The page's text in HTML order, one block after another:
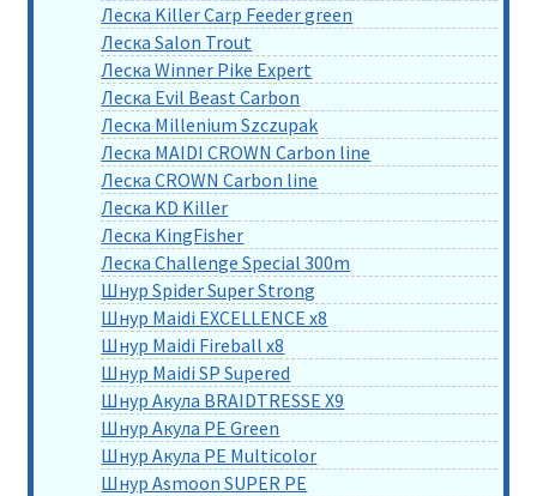
Леска Killer Carp Feeder green
Леска Salon Trout
Леска Winner Pike Expert
Леска Evil Beast Carbon
Леска Millenium Szczupak
Леска MAIDI CROWN Carbon line
Леска CROWN Carbon line
Леска KD Killer
Леска KingFisher
Леска Challenge Special 300m
Шнур Spider Super Strong
Шнур Maidi EXCELLENCE x8
Шнур Maidi Fireball x8
Шнур Maidi SP Supered
Шнур Акула BRAIDTRESSE X9
Шнур Акула PE Green
Шнур Акула PE Multicolor
Шнур Asmoon SUPER PE